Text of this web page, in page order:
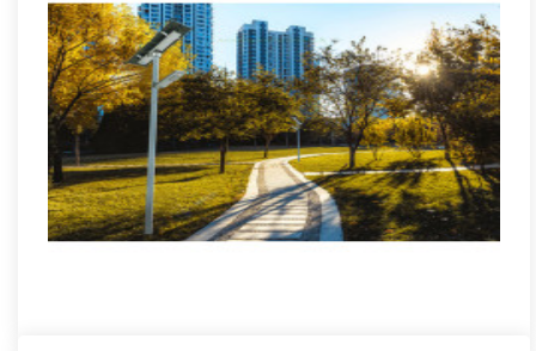
Lampadaire solaire pour les espaces sportifs
Nos lampadaires sportifs intègre le panneau solaire double face
et sans cadre, l’éclairage LED, les batteries, le contrôl..
Offre Partenaire